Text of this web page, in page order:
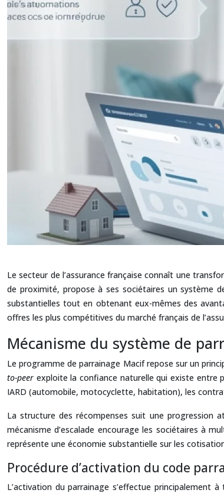
Le secteur de l’assurance française connaît une
de proximité, propose à ses sociétaires un système
substantielles tout en obtenant eux-mêmes des
offres les plus compétitives du marché français de
Mécanisme du système de
Le programme de parrainage Macif repose sur un
to-peer exploite la confiance naturelle qui existe entre
IARD (automobile, motocyclette, habitation), les
La structure des récompenses suit une progression
mécanisme d’escalade encourage les sociétaires à
représente une économie substantielle sur les
Procédure d’activation du code
L’activation du parrainage s’effectue principalement